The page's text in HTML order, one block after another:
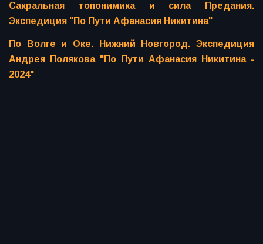
Сакральная топонимика и сила Предания.
Экспедиция "По Пути Афанасия Никитина"
По Волге и Оке. Нижний Новгород. Экспедиция
Андрея Полякова "По Пути Афанасия Никитина -
2024"